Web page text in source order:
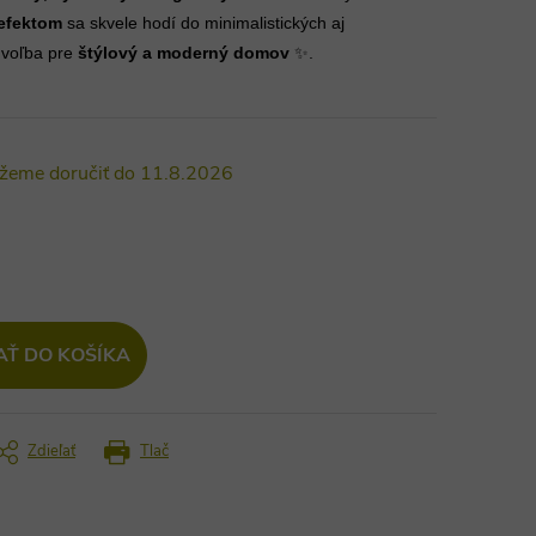
sa skvele hodí do minimalistických aj
pre štýlový a moderný domov ✨.
11.8.2026
DO KOŠÍKA
Tlač
Zdieľať